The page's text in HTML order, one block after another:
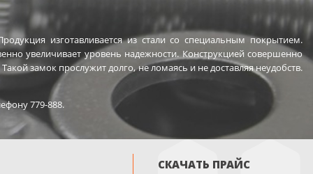
изготавливается из стали со специальным покрытием.
увеличивает уровень надежности. Конструкцией совершенно
замок прослужит долго, не ломаясь и не доставляя неудобств.
779-888.
СКАЧАТЬ ПРАЙС